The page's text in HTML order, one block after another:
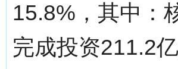
15.8%，其中：
完成投资211.2